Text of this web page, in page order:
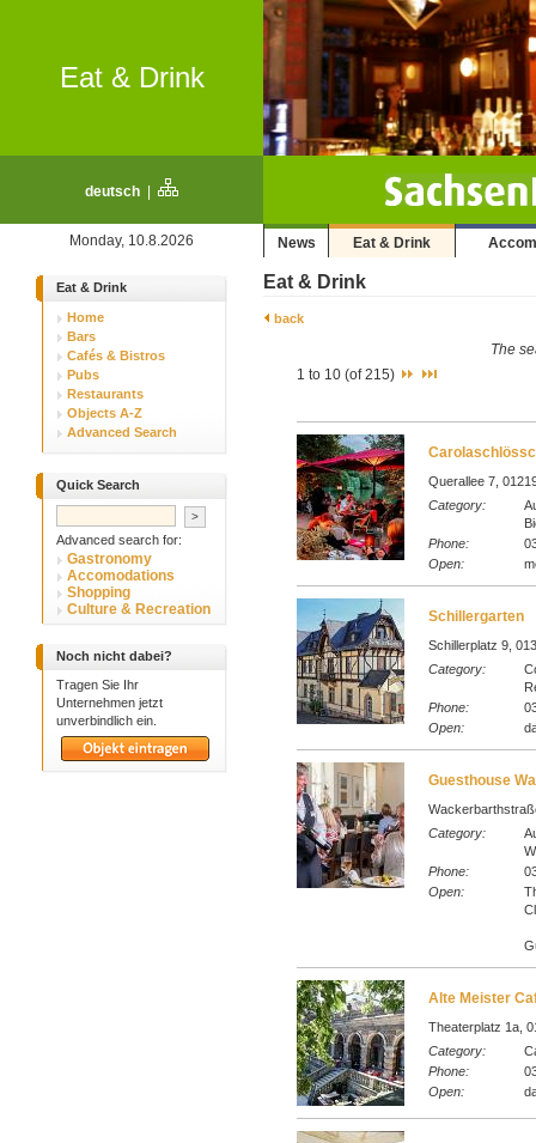
Eat & Drink
deutsch
Monday, 10.8.2026 News Eat & Drink
Eat & Drink
Home
Bars
Cafés & Bistros
Pubs
Restaurants
Objects A-Z
Advanced Search
Quick Search
Advanced search for:
Gastronomy
Accomodations
Shopping
Culture & Recreation
Noch nicht dabei?
Tragen Sie Ihr
Unternehmen jetzt
unverbindlich ein.
Eat & Drink
back
The
1 to 10 (of 215)
Querallee 7,
Category:
Phone:
Open:
Schillergarten
Schillerplatz 9,
Category:
Phone:
Open:
Guesthouse
Category:
Phone:
Open:
Alte Meister
Theaterplatz 1a,
Category:
Phone:
Open: